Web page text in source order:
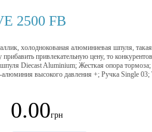
2500 FB
холоднокованая алюминиевая шпуля, такая
привлекательную цену, то конкурентов
Diecast Aluminium; Жесткая опора
высокого давления +; Ручка Single 03;
0.00грн